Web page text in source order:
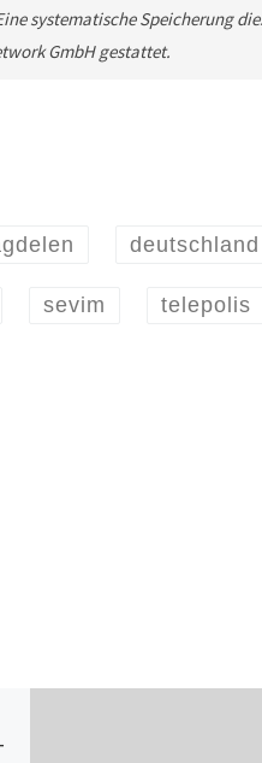
systematische Speicherung
GmbH gestattet.
deutschland
sevim telepolis